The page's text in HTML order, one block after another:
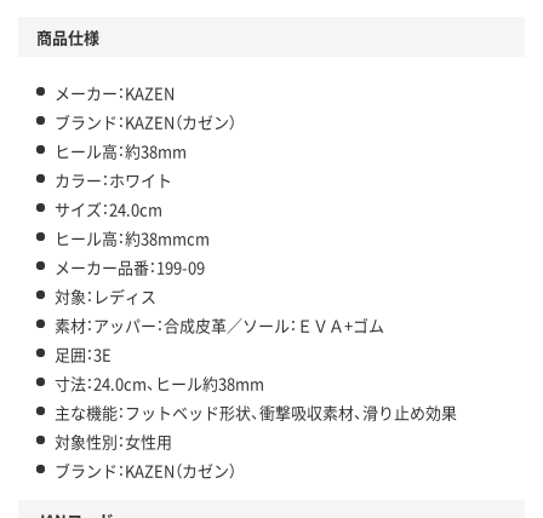
商品仕様
メーカー：KAZEN
ブランド：KAZEN（カゼン）
ヒール高：約38mm
カラー：ホワイト
サイズ：24.0cm
ヒール高：約38mmcm
メーカー品番：199-09
対象：レディス
素材：アッパー：合成皮革／ソール：ＥＶＡ+ゴム
足囲：3E
寸法：24.0cm、ヒール約38mm
主な機能：フットベッド形状、衝撃吸収素材、滑り止め効果
対象性別：女性用
ブランド：KAZEN（カゼン）